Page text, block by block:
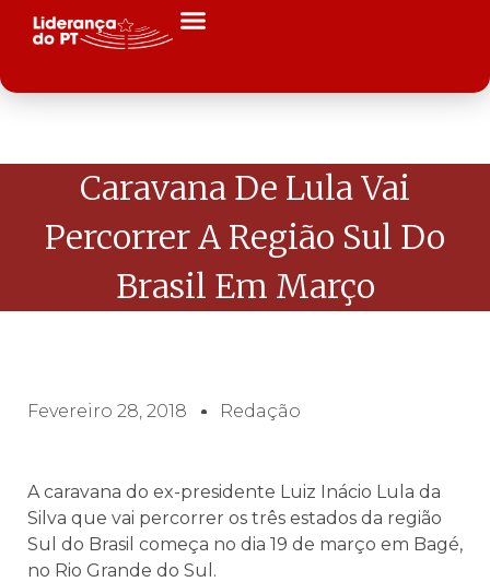
Caravana De Lula Vai
Percorrer A Região Sul Do
Brasil Em Março
Fevereiro 28, 2018 Redação
A caravana do ex-presidente Luiz Inácio Lula da
Silva que vai percorrer os três estados da região
Sul do Brasil começa no dia 19 de março em Bagé,
no Rio Grande do Sul.